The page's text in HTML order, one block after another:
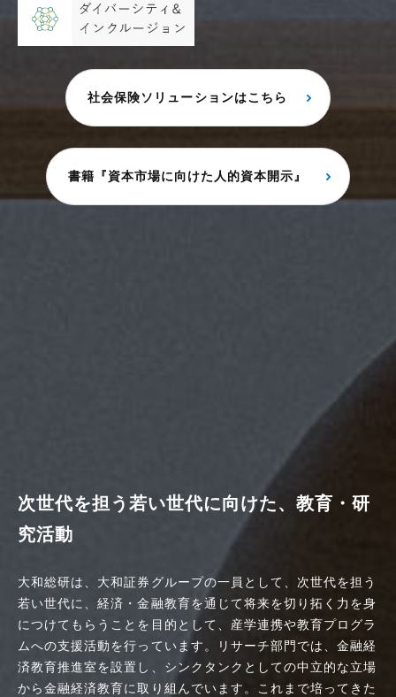
社会保険ソリューションはこちら
書籍『資本市場に向けた人的資本開示』
次世代を担う若い世代に向けた、教育・研
究活動
大和総研は、大和証券グループの一員として、次世代を担う
若い世代に、経済・金融教育を通じて将来を切り拓く力を身
につけてもらうことを目的として、産学連携や教育プログラ
ムへの支援活動を行っています。リサーチ部門では、金融経
済教育推進室を設置し、シンクタンクとしての中立的な立場
から金融経済教育に取り組んでいます。これまで培ってきた